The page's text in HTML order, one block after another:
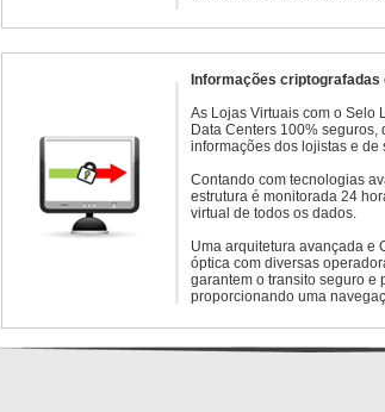
Informações
As Lojas Virtuais com o Selo
Data Centers 100%
informações dos lojistas e de
Contando com tecnologias
estrutura é monitorada 24
virtual de todos os dados.
Uma arquitetura avançada e
óptica com diversas
garantem o transito seguro e
proporcionando uma